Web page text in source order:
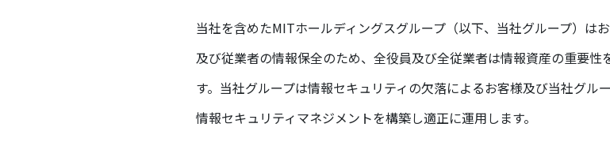
当社を含めたMITホールディングスグループ（以下、当社グループ）は
及び従業者の情報保全のため、全役員及び全従業者は情報資産の重要
す。当社グループは情報セキュリティの欠落によるお客様及び当社グル
情報セキュリティマネジメントを構築し適正に運用します。